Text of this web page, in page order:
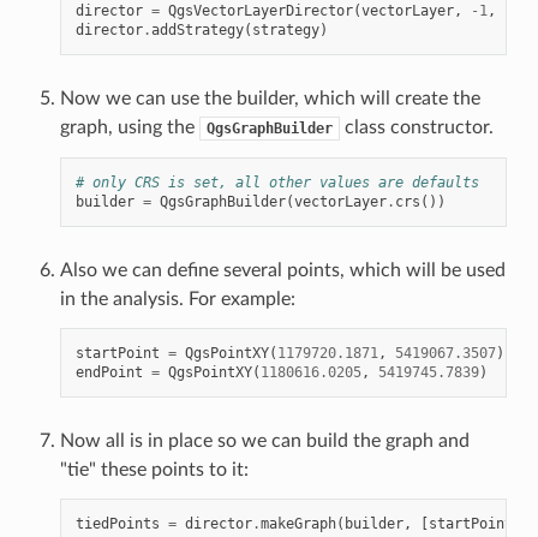
director = QgsVectorLayerDirector(vectorLayer, - 1,
director.addStrategy( strategy)
Now we can use the builder, which will create the
graph, using the
QgsGraphBuilder class constructor.
# only CRS is set, all other values are defaults
builder = QgsGraphBuilder(vectorLayer. crs ())
Also we can define several points, which will be used
in the analysis. For example:
startPoint = QgsPointXY( 1179720.1871, 5419067.3507)
endPoint = QgsPointXY( 1180616.0205, 5419745.7839)
Now all is in place so we can build the graph and
"tie" these points to it:
tiedPoints = director.makeGraph( builder, [startPoint